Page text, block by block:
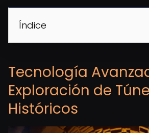
Índice
Tecnología
Exploración de
Históricos